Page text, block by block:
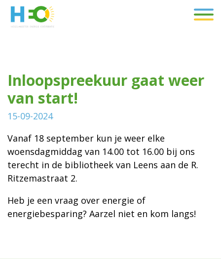
Inloopspreekuur gaat weer
van start!
15-09-2024
Vanaf 18 september kun je weer elke
woensdagmiddag van 14.00 tot 16.00 bij ons
terecht in de bibliotheek van Leens aan de R.
Ritzemastraat 2.
Heb je een vraag over energie of
energiebesparing? Aarzel niet en kom langs!